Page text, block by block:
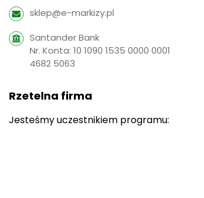
sklep@e-markizy.pl
Santander Bank
Nr. Konta: 10 1090 1535 0000 0001
4682 5063
Rzetelna firma
Jesteśmy uczestnikiem programu: